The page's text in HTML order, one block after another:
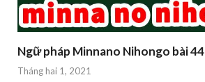
Ngữ pháp Minnano Nihongo bài 44
Tháng hai 1, 2021